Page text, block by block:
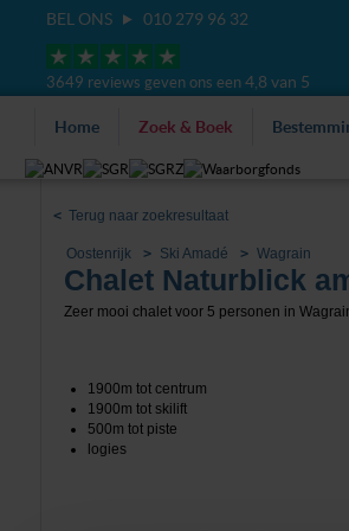
BEL ONS 010 279 96 32
3649 reviews geven ons een 4,8 van 5
Home Zoek & Boek
<Terug naar zoekresultaat
Oostenrijk Ski Amadé Wagrain
Chalet Naturblick
Zeer mooi chalet voor 5 personen in
1900m tot centrum
1900m tot skilift
500m tot piste
logies